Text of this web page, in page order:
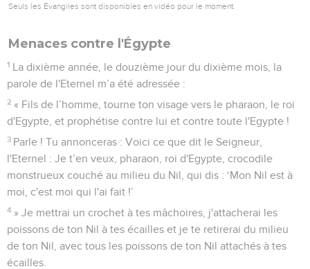
Seuls les Évangiles sont disponibles en vidéo pour le moment.
Menaces contre l'Égypte
1 La dixième année, le douzième jour du dixième mois, la
parole de l'Eternel m’a été adressée :
2 « Fils de l’homme, tourne ton visage vers le pharaon, le roi
d'Egypte, et prophétise contre lui et contre toute l'Egypte !
3 Parle ! Tu annonceras : Voici ce que dit le Seigneur,
l'Eternel : Je t’en veux, pharaon, roi d'Egypte, crocodile
monstrueux couché au milieu du Nil, qui dis : ‘Mon Nil est à
moi, c'est moi qui l'ai fait !’
4 » Je mettrai un crochet à tes mâchoires, j'attacherai les
poissons de ton Nil à tes écailles et je te retirerai du milieu
de ton Nil, avec tous les poissons de ton Nil attachés à tes
écailles.